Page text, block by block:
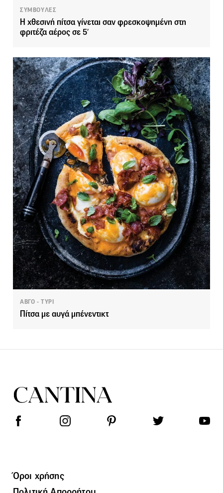
ΣΥΜΒΟΥΛΕΣ
Η χθεσινή πίτσα γίνεται σαν φρεσκοψημένη στη
φριτέζα αέρος σε 5′
ΑΒΓΟ - ΤΥΡΙ
Πίτσα με αυγά μπένεντικτ
Όροι χρήσης